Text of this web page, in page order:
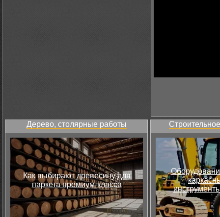
Дерево, столярные работы
Как выбирают древесину для
паркета премиум-класса